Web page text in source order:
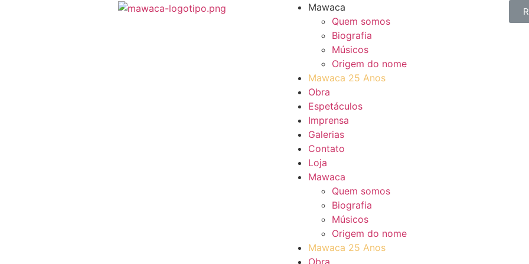
Mawaca
Quem somos
Biografia
Músicos
Origem do nome
Mawaca 25 Anos
Obra
Espetáculos
Imprensa
Galerias
Contato
Loja
Mawaca
Quem somos
Biografia
Músicos
Origem do nome
Mawaca 25 Anos
Obra